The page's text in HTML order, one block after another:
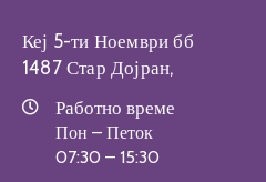
Кеј 5-ти Ноември бб
1487 Стар Дојран,
Работно време
Пон – Петок
07:30 – 15:30